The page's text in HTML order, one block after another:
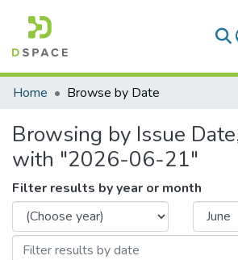
Communities & Collections
Home Browse by Date
Browsing by Issue
with "2026-06-21"
Filter results by year or month